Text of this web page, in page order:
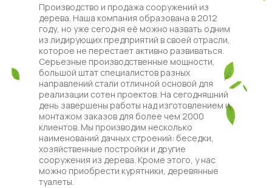
Производство и продажа сооружений из
дерева. Наша компания образована в 2012
году, но уже сегодня её можно назвать одним
из лидирующих предприятий в своей отрасли,
которое не перестает активно развиваться.
Серьезные производственные мощности,
большой штат специалистов разных
направлений стали отличной основой для
реализации сотен проектов. На сегодняшний
день завершены работы над изготовлением и
монтажом заказов для более чем 2000
клиентов. Мы производим несколько
наименований дачных строений: беседки,
хозяйственные постройки и другие
сооружения из дерева. Кроме этого, у нас
можно приобрести курятники, деревянные
туалеты.